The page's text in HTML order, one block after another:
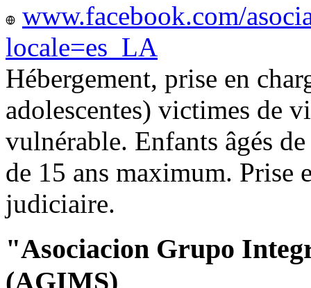
www.facebook.com/
locale=es_LA
Hébergement, prise en
adolescentes) victimes de
vulnérable. Enfants âgés
de 15 ans maximum. Prise
judiciaire.
"Asociacion Grupo
(AGIMS)